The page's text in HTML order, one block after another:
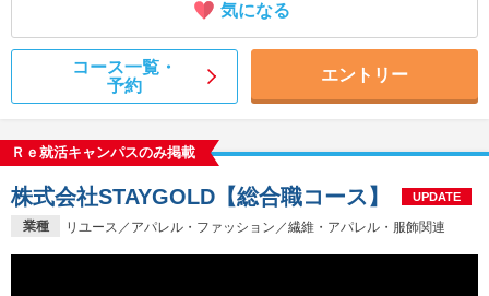
気になる
コース一覧・
予約
エントリー
Ｒｅ就活キャンパスのみ掲載
業種 リユース／アパレル・ファッション／繊維・アパレル・服飾関連
株式会社STAYGOLD【総合職コース】 UPDATE